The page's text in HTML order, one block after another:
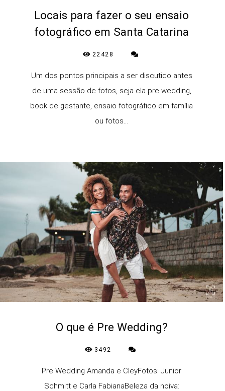
Locais para fazer o seu ensaio
fotográfico em Santa Catarina
22428
Um dos pontos principais a ser discutido antes
de uma sessão de fotos, seja ela pre wedding,
book de gestante, ensaio fotográfico em família
ou fotos...
O que é Pre Wedding?
3492
Pre Wedding Amanda e CleyFotos: Junior
Schmitt e Carla FabianaBeleza da noiva: